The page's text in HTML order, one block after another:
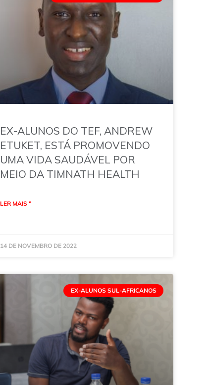
EX-ALUNOS DO TEF, ANDREW
ETUKET, ESTÁ PROMOVENDO
UMA VIDA SAUDÁVEL POR
MEIO DA TIMNATH HEALTH
LER MAIS "
14 DE NOVEMBRO DE 2022
EX-ALUNOS SUL-AFRICANOS